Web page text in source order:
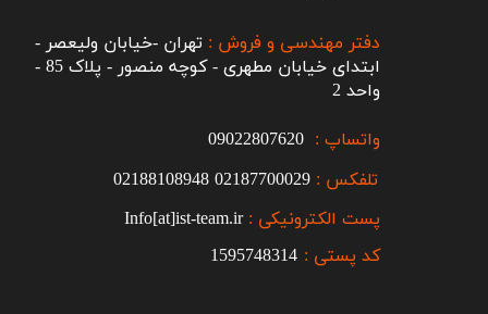
تلفکس : 02187700029
02188108948
پست الکترونیکی :Info[at]ist-team.ir
واتساپ :
دفتر مهندسی و فروش : تهران -خیابان ولیعصر -
ابتدای خیابان مطهری - کوچه منصور - پلاک 85 -
واحد 2
کد پستی : 1595748314